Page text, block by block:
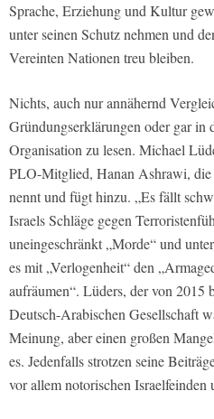
Sprache, Erziehung und Kultur
unter seinen Schutz nehmen und
Vereinten Nationen treu bleiben.
Nichts, auch nur annähernd
Gründungserklärungen oder gar in
Organisation zu lesen. Michael
PLO-Mitglied, Hanan Ashrawi, die
nennt und fügt hinzu. „Es fällt
Israels Schläge gegen
uneingeschränkt „Morde“ und
es mit „Verlogenheit“ den
aufräumen“. Lüders, der von 2015
Deutsch-Arabischen Gesellschaft
Meinung, aber einen großen
es. Jedenfalls strotzen seine
vor allem notorischen Israelfeinden